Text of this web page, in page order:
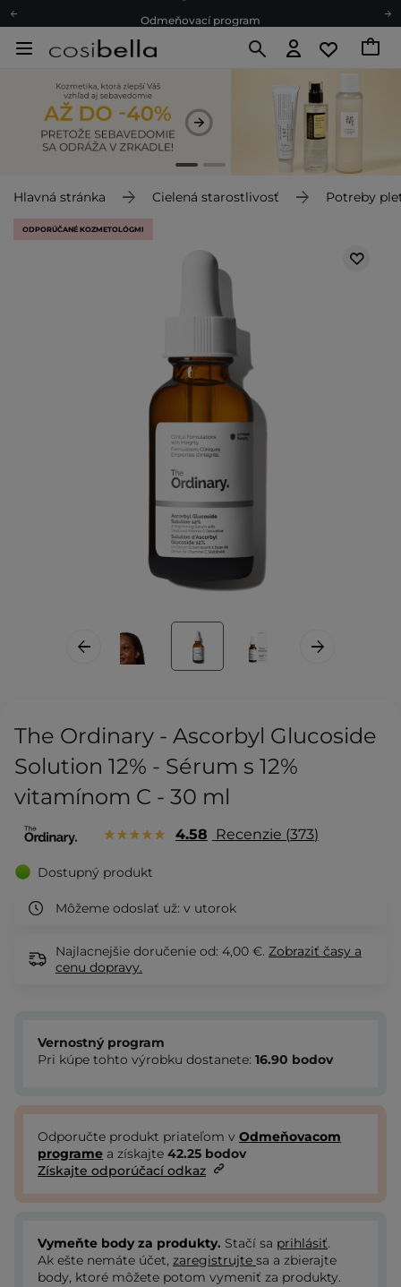
Odmeňovací program
Odoslanie do 24 hod.
Ekologické balenie
Hlavná stránka Cielená starostlivosť Potreby
ODPORÚČANÉ KOZMETOLÓGMI
The Ordinary - Ascorbyl Glucoside
Solution 12% - Sérum s 12%
vitamínom C - 30 ml
4.58 Recenzie 373
Dostupný produkt
Môžeme odoslať už: v utorok
Najlacnejšie doručenie od: 4,00 €. Zobraziť časy a
cenu dopravy.
Vernostný program
Pri kúpe tohto výrobku dostanete: 16.90 bodov
Odporučte produkt priateľom v Odmeňovacom
programe a získajte 42.25 bodov
Získajte odporúčací odkaz
Vymeňte body za produkty. Stačí sa prihlásiť.
Ak ešte nemáte účet, zaregistrujte sa a zbierajte
body, ktoré môžete potom vymeniť za produkty.